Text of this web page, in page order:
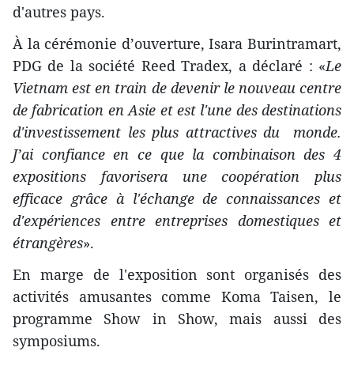
d'autres pays.
À la cérémonie d’ouverture, Isara Burintramart,
PDG de la société Reed Tradex, a déclaré : «Le
Vietnam est en train de devenir le nouveau centre
de fabrication en Asie et est l'une des destinations
d'investissement les plus attractives du monde.
J’ai confiance en ce que la combinaison des 4
expositions favorisera une coopération plus
efficace grâce à l'échange de connaissances et
d'expériences entre entreprises domestiques et
étrangères».
En marge de l'exposition sont organisés des
activités amusantes comme Koma Taisen, le
programme Show in Show, mais aussi des
symposiums.